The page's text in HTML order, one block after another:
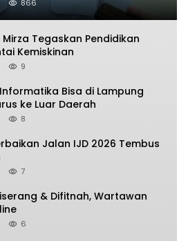
866
Tegaskan Pendidikan
Kemiskinan
9
Bisa di Lampung
ke Luar Daerah
8
Jalan IJD 2026 Tembus
7
& Difitnah, Wartawan
6